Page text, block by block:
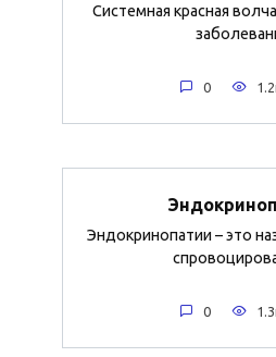
Системная красная
0
Эндокринопатии – это
0